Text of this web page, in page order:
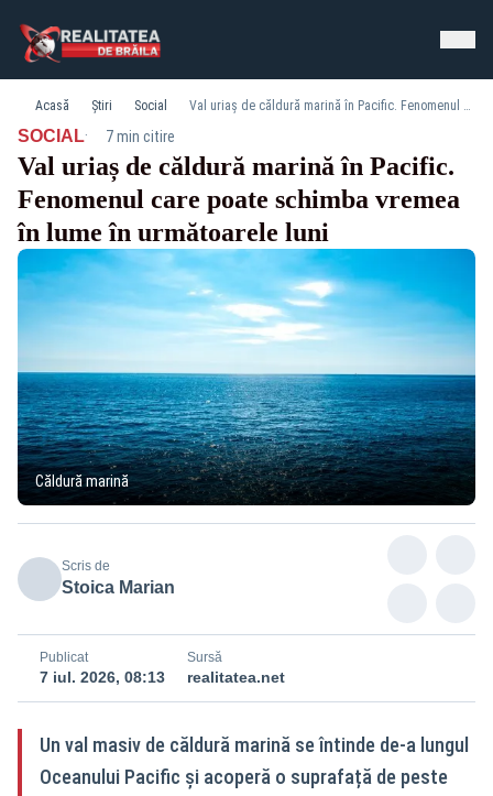
Acasă Știri Social Val uriaș de căldură marină în Pacific. Fenomenul care poate schimba vremea în lume în următoarele luni
SOCIAL· 7 min citire
Val uriaș de căldură marină în Pacific.
Fenomenul care poate schimba vremea
în lume în următoarele luni
Căldură marină
Scris de
Stoica Marian
Publicat
7 iul. 2026, 08:13
Sursă
realitatea.net
Un val masiv de căldură marină se întinde de-a lungul
Oceanului Pacific și acoperă o suprafață de peste